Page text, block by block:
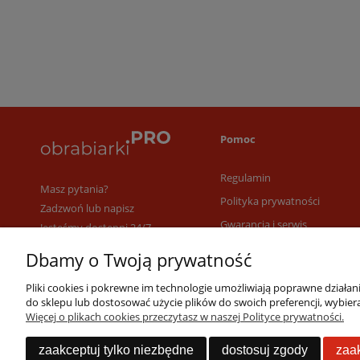
Pomoc
Regulamin
Polityka prywatności
Gwarancja i serwis
Masz pytania?
Zadzwoń lub napisz
Jesteśmy dostępni 24/7
info@obrabiarki.pro
Dbamy o Twoją prywatność
Pliki cookies i pokrewne im technologie umożliwiają poprawne
do sklepu lub dostosować użycie plików do swoich preferencji,
Więcej o plikach cookies przeczytasz w naszej Polityce prywatności.
zaakceptuj tylko niezbędne dostosuj zgody